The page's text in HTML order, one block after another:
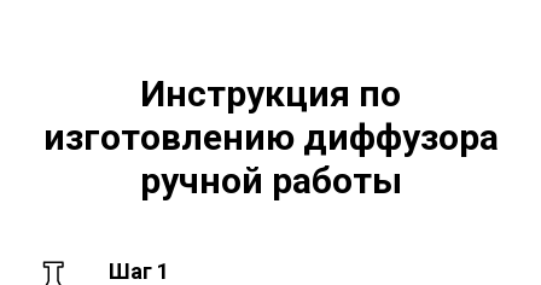
Инструкция по
изготовлению диффузора
ручной работы
Шаг 1